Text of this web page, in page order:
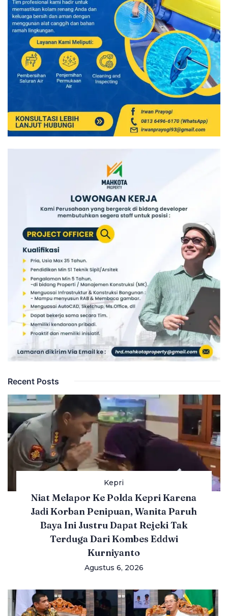
Recent Posts
Kepri
Niat Melapor Ke Polda Kepri Karena
Jadi Korban Penipuan, Wanita Paruh
Baya Ini Justru Dapat Rejeki Tak
Terduga Dari Kombes Eddwi
Kurniyanto
Agustus 6, 2026